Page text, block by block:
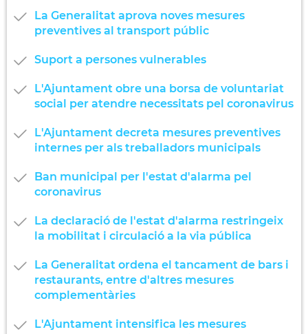
La Generalitat aprova noves mesures
preventives al transport públic
Suport a persones vulnerables
L'Ajuntament obre una borsa de voluntariat
social per atendre necessitats pel coronavirus
L'Ajuntament decreta mesures preventives
internes per als treballadors municipals
Ban municipal per l'estat d'alarma pel
coronavirus
La declaració de l'estat d'alarma restringeix
la mobilitat i circulació a la via pública
La Generalitat ordena el tancament de bars i
restaurants, entre d'altres mesures
complementàries
L'Ajuntament intensifica les mesures